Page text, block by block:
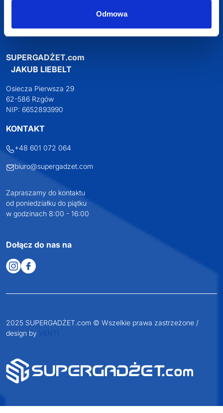
Odmowa
SUPERGADŻET.com
JAKUB LIEBELT
Osiecza Pierwsza 29
62-586 Rzgów
NIP: 6652893990
KONTAKT
+48 601 072 064
biuro@supergadzet.com
Zapraszamy do kontaktu
od poniedziałku do piątku
w godzinach 8:00 - 16:00
Dołącz do nas na
2025 SUPERGADŻET.com © Wszelkie prawa zastrzeżone /
design by VENTI